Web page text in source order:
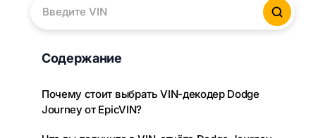
Введите VIN
Содержание
Почему стоит выбрать VIN-декодер Dodge
Journey от EpicVIN?